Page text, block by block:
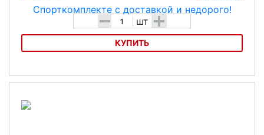
- шт +
КУПИТЬ
ВелобагажникTranz X CD-20AC
Характеристика: